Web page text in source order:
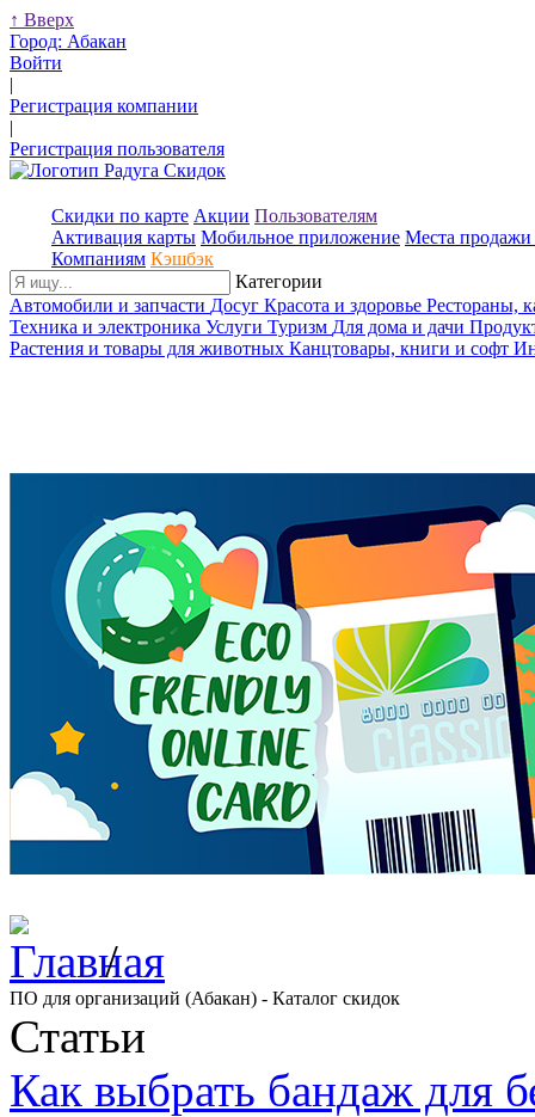
↑ Вверх
Город: Абакан
Войти
|
Регистрация компании
|
Регистрация пользователя
Скидки по карте Акции Пользователям
Активация карты Мобильное приложение Места продажи
Компаниям Кэшбэк
Категории
Автомобили и запчасти Досуг Красота и здоровье Рестораны,
Техника и электроника Услуги Туризм Для дома и дачи
Растения и товары для животных Канцтовары, книги и софт
/
ПО для организаций (Абакан) - Каталог скидок
Статьи
Как выбрать бандаж для